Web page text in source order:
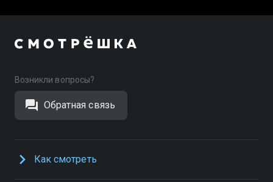
Возникли вопросы?
Обратная связь
Как смотреть